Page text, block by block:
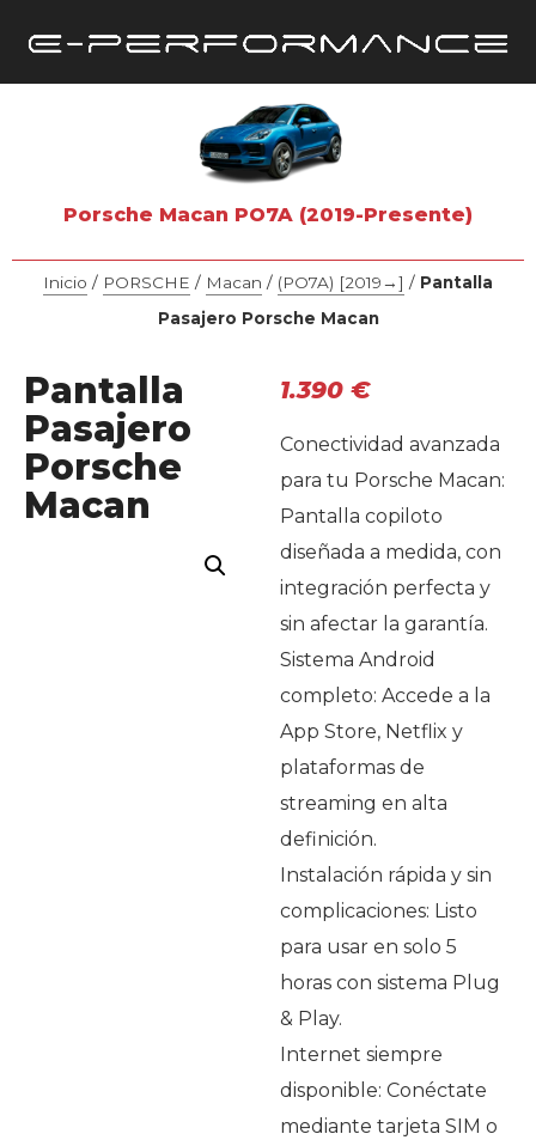
Porsche Macan PO7A (2019-Presente)
Inicio / PORSCHE / Macan / (PO7A) [2019→] / Pantalla
Pasajero Porsche Macan
Pantalla
Pasajero
Porsche
Macan
1.390 €
Conectividad avanzada
para tu Porsche Macan:
Pantalla copiloto
diseñada a medida, con
integración perfecta y
sin afectar la garantía.
Sistema Android
completo: Accede a la
App Store, Netflix y
plataformas de
streaming en alta
definición.
Instalación rápida y sin
complicaciones: Listo
para usar en solo 5
horas con sistema Plug
& Play.
Internet siempre
disponible: Conéctate
mediante tarjeta SIM o